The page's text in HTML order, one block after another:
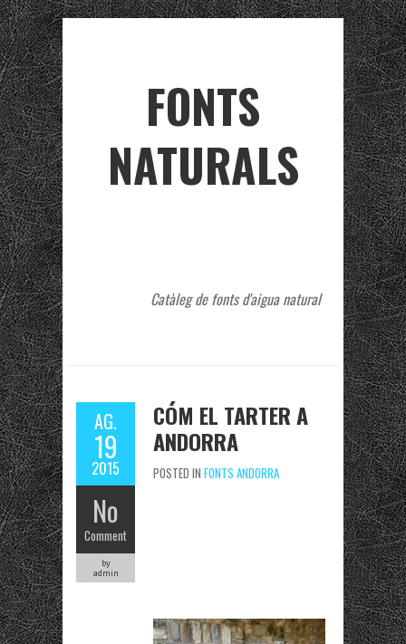
FONTS
NATURALS
Catàleg de fonts d'aigua natural
AG.
19
2015
No
Comment
by
admin
CÓM EL TARTER A
ANDORRA
POSTED IN FONTS ANDORRA